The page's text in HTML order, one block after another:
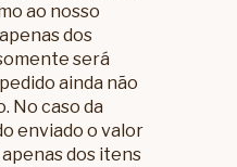
ao nosso
dos
será
ainda não
No caso da
enviado o valor
dos itens